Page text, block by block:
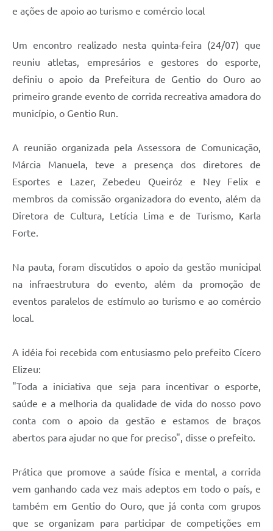
e ações de apoio ao turismo e comércio local
Um encontro realizado nesta quinta-feira (24/07) que
reuniu atletas, empresários e gestores do esporte,
definiu o apoio da Prefeitura de Gentio do Ouro ao
primeiro grande evento de corrida recreativa amadora do
município, o Gentio Run.
A reunião organizada pela Assessora de Comunicação,
Márcia Manuela, teve a presença dos diretores de
Esportes e Lazer, Zebedeu Queiróz e Ney Felix e
membros da comissão organizadora do evento, além da
Diretora de Cultura, Letícia Lima e de Turismo, Karla
Forte.
Na pauta, foram discutidos o apoio da gestão municipal
na infraestrutura do evento, além da promoção de
eventos paralelos de estímulo ao turismo e ao comércio
local.
A idéia foi recebida com entusiasmo pelo prefeito Cícero
Elizeu:
"Toda a iniciativa que seja para incentivar o esporte,
saúde e a melhoria da qualidade de vida do nosso povo
conta com o apoio da gestão e estamos de braços
abertos para ajudar no que for preciso", disse o prefeito.
Prática que promove a saúde física e mental, a corrida
vem ganhando cada vez mais adeptos em todo o país, e
também em Gentio do Ouro, que já conta com grupos
que se organizam para participar de competições em